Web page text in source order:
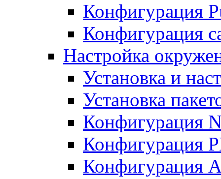
Конфигурация
Конфигурация
Настройка
Установка и
Установка
Конфигурация
Конфигурация
Конфигурация